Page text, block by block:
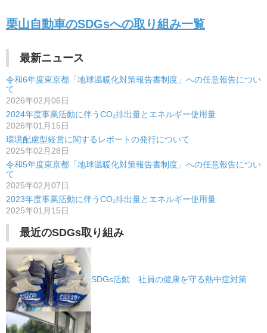
ナ
ビ
ゲ
ー
シ
ョ
ン
栗山自動車のSDGsへの取り組み一覧
最新ニュース
令和6年度東京都「地球温暖化対策報告書制度」への任意報告につい
て
2026年02月06日
2024年度事業活動に伴うCO₂排出量とエネルギー使用量
2026年01月15日
環境配慮型経営に関するレポートの発行について
2025年02月28日
令和5年度東京都「地球温暖化対策報告書制度」への任意報告につい
て
2025年02月07日
2023年度事業活動に伴うCO₂排出量とエネルギー使用量
2025年01月15日
最近のSDGs取り組み
SDGs活動 社員の健康を守る熱中症対策